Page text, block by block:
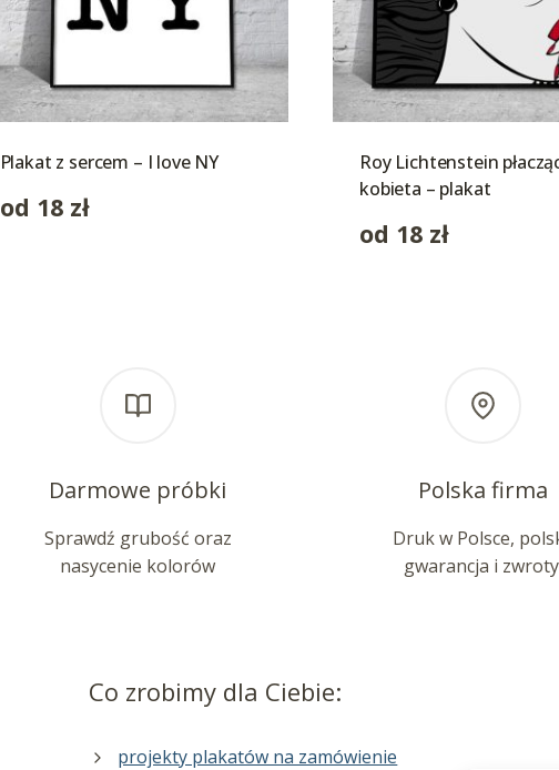
Plakat z sercem – I love NY
od 18 zł
Roy Lichtenstein
kobieta – plakat
od 18 zł
Darmowe próbki
Sprawdź grubość oraz
nasycenie kolorów
Polska firma
Druk w Polsce,
gwarancja i
Co zrobimy dla Ciebie:
projekty plakatów na zamówienie